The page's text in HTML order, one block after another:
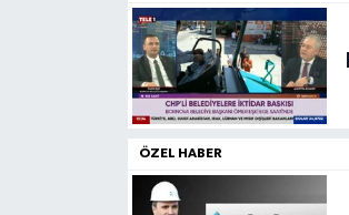
ÖZEL HABER